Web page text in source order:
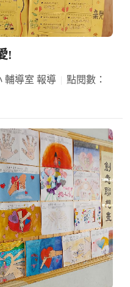
!
輔導室 報導
點閱數：